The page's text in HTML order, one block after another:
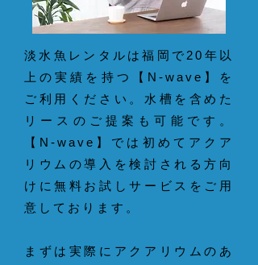
淡水魚レンタルは福岡で20年以
上の実績を持つ【N-wave】を
ご利用ください。水槽を含めた
リースのご提案も可能です。
【N-wave】では初めてアクア
リウムの導入を検討される方向
けに無料お試しサービスをご用
意しております。
まずは実際にアクアリウムのあ